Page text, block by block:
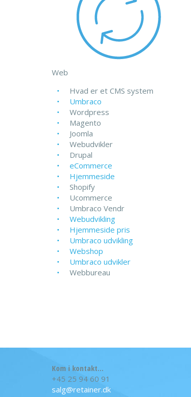
Web
Hvad er et CMS system
Umbraco
Wordpress
Magento
Joomla
Webudvikler
Drupal
eCommerce
Hjemmeside
Shopify
Ucommerce
Umbraco Vendr
Webudvikling
Hjemmeside pris
Umbraco udvikling
Webshop
Umbraco udvikler
Webbureau
Kom i kontakt...
+45 25 94 60 91
salg@retainer.dk